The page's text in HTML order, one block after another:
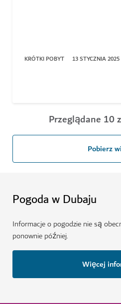
KRÓTKI POBYT 13 STYCZNIA 2025
Przeglądane 10
Pobierz
Pogoda w Dubaju
Informacje o pogodzie nie są
ponownie później.
Więcej